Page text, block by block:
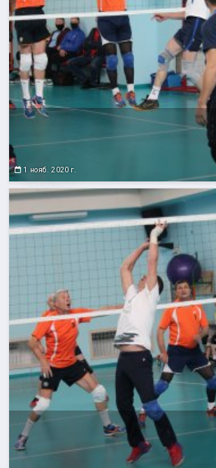
1 нояб. 2020 г.